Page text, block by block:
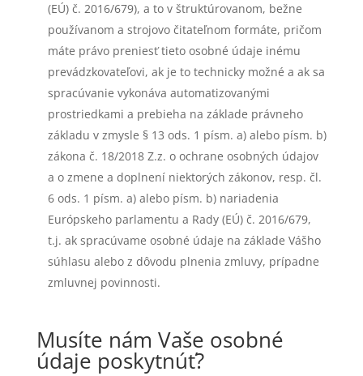
(EÚ) č. 2016/679), a to v štruktúrovanom, bežne
používanom a strojovo čitateľnom formáte, pričom
máte právo preniesť tieto osobné údaje inému
prevádzkovateľovi, ak je to technicky možné a ak sa
spracúvanie vykonáva automatizovanými
prostriedkami a prebieha na základe právneho
základu v zmysle § 13 ods. 1 písm. a) alebo písm. b)
zákona č. 18/2018 Z.z. o ochrane osobných údajov
a o zmene a doplnení niektorých zákonov, resp. čl.
6 ods. 1 písm. a) alebo písm. b) nariadenia
Európskeho parlamentu a Rady (EÚ) č. 2016/679,
t.j. ak spracúvame osobné údaje na základe Vášho
súhlasu alebo z dôvodu plnenia zmluvy, prípadne
zmluvnej povinnosti.
Musíte nám Vaše osobné
údaje poskytnúť?